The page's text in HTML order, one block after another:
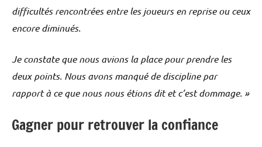
difficultés rencontrées entre les joueurs en reprise ou ceux
encore diminués.
Je constate que nous avions la place pour prendre les
deux points. Nous avons manqué de discipline par
rapport à ce que nous nous étions dit et c’est dommage. »
Gagner pour retrouver la confiance